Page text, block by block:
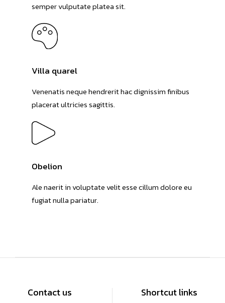
semper vulputate platea sit.
Villa quarel
Venenatis neque hendrerit hac dignissim finibus
placerat ultricies sagittis.
Obelion
Ale naerit in voluptate velit esse cillum dolore eu
fugiat nulla pariatur.
Contact us Shortcut links